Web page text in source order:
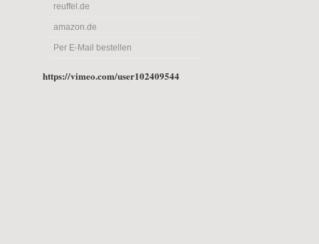
reuffel.de
amazon.de
Per E-Mail bestellen
https://vimeo.com/user102409544